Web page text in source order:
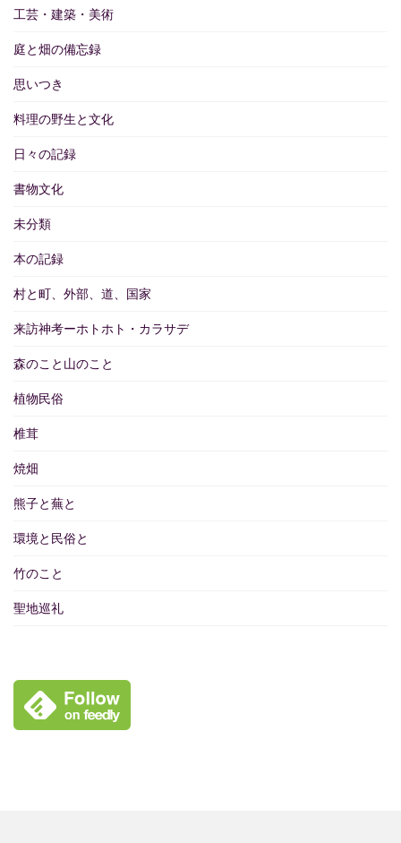
工芸・建築・美術
庭と畑の備忘録
思いつき
料理の野生と文化
日々の記録
書物文化
未分類
本の記録
村と町、外部、道、国家
来訪神考ーホトホト・カラサデ
森のこと山のこと
植物民俗
椎茸
焼畑
熊子と蕪と
環境と民俗と
竹のこと
聖地巡礼